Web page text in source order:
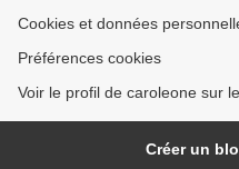
Cookies et données
Préférences cookies
Voir le profil de caroleone sur
Créer un